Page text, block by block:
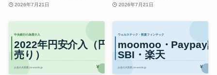
2026年7月21日 2026年7月21日